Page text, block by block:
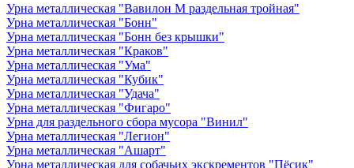
Урна металлическая "Вавилон М раздельная тройная"
Урна металлическая "Бонн"
Урна металлическая "Бонн без крышки"
Урна металлическая "Краков"
Урна металлическая "Ума"
Урна металлическая "Кубик"
Урна металлическая "Удача"
Урна металлическая "Фигаро"
Урна для раздельного сбора мусора "Винил"
Урна металлическая "Легион"
Урна металлическая "Ашарт"
Урна металлическая для собачьих экскрементов "Пёсик"